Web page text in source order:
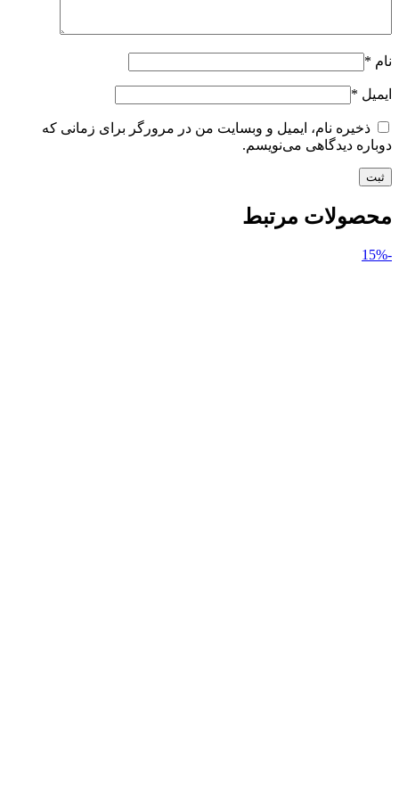
نام *
ایمیل *
ذخیره نام، ایمیل و وبسایت من در مرورگر برای زمانی که
دوباره دیدگاهی می‌نویسم.
محصولات مرتبط
-15%